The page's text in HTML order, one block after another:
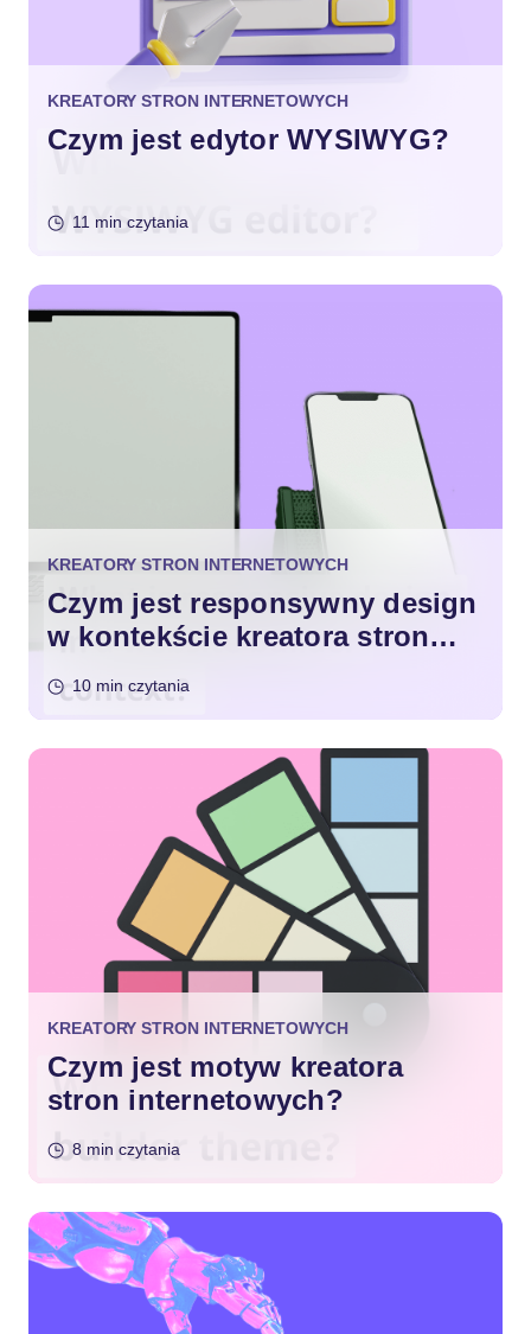
KREATORY STRON INTERNETOWYCH
Czym jest edytor WYSIWYG?
11 min czytania
KREATORY STRON INTERNETOWYCH
Czym jest responsywny design
w kontekście kreatora stron
10 min czytania
KREATORY STRON INTERNETOWYCH
Czym jest motyw kreatora
stron internetowych?
8 min czytania